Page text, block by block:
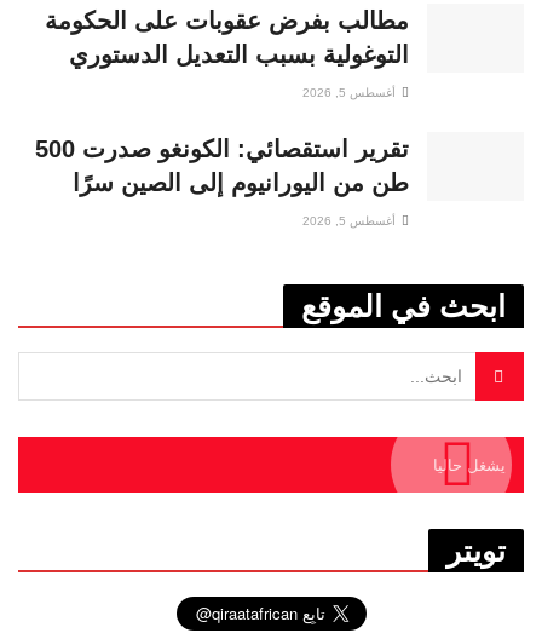
مطالب بفرض عقوبات على الحكومة
التوغولية بسبب التعديل الدستوري
أغسطس 5, 2026
تقرير استقصائي: الكونغو صدرت 500
طن من اليورانيوم إلى الصين سرًا
أغسطس 5, 2026
ابحث في الموقع
يشغل حاليا
تويتر